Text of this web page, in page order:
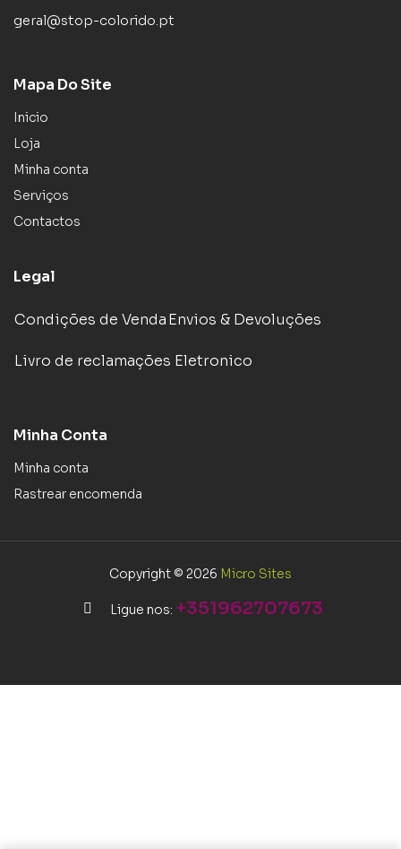
geral@stop-colorido.pt
Mapa Do Site
Inicio
Loja
Minha conta
Serviços
Contactos
Legal
Condições de VendaEnvios & Devoluções
Livro de reclamações Eletronico
Minha Conta
Minha conta
Rastrear encomenda
Copyright © 2026 Micro Sites
Ligue nos: +351962707673